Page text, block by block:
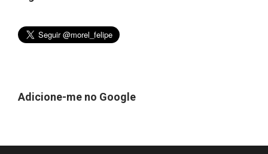
Adicione-me no Google